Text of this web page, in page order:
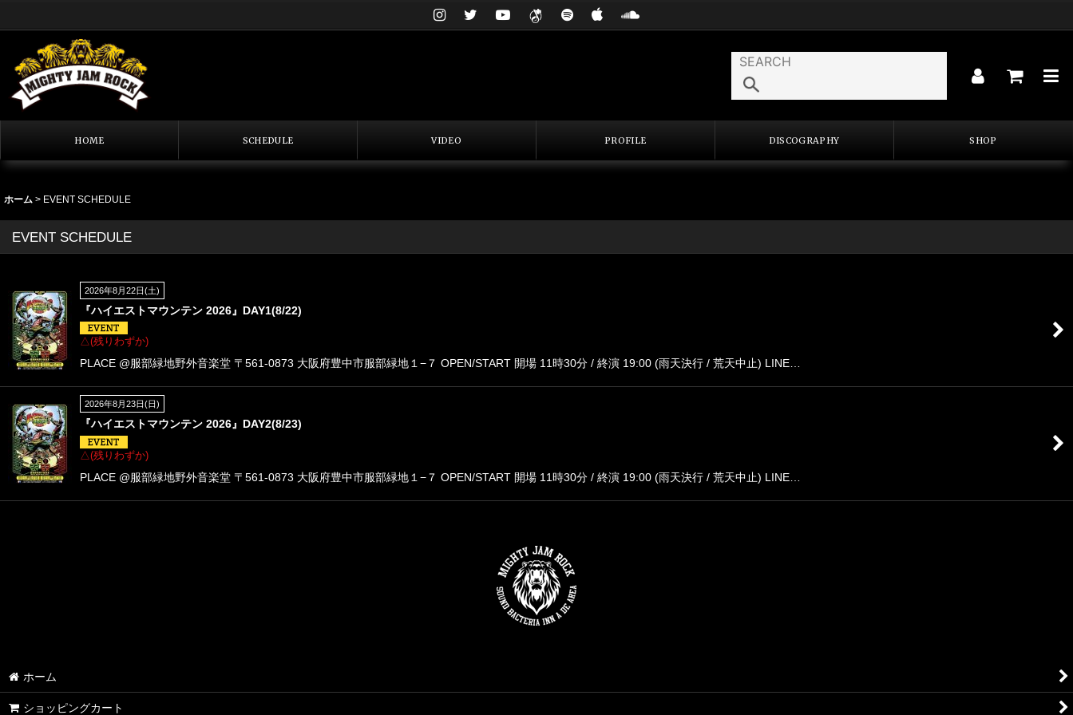
HOME SCHEDULE VIDEO PROFILE DISCOGRAPHY SHOP
ホーム > EVENT SCHEDULE
EVENT SCHEDULE
『ハイエストマウンテン 2026』DAY1(8/22)
2026年8月22日(土)
△(残りわずか)
PLACE @服部緑地野外音楽堂 〒561-0873 大阪府豊中市服部緑地１−７ OPEN/START 開場 11時30分 / 終演 19:00 (雨天決行 / 荒天中止) LINE…
『ハイエストマウンテン 2026』DAY2(8/23)
2026年8月23日(日)
△(残りわずか)
PLACE @服部緑地野外音楽堂 〒561-0873 大阪府豊中市服部緑地１−７ OPEN/START 開場 11時30分 / 終演 19:00 (雨天決行 / 荒天中止) LINE…
ホーム
ショッピングカート